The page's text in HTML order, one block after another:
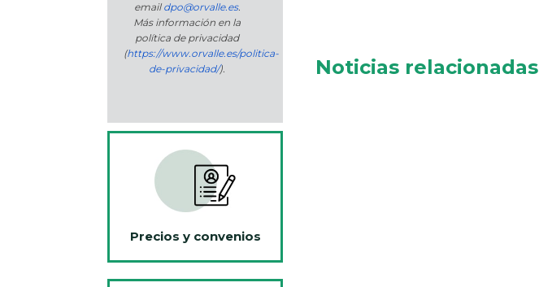
emaildpo@orvalle.es.
Más información en la
política de privacidad
(https://www.orvalle.es/politica-
de-privacidad/).
Precios y convenios
Noticias relacionadas